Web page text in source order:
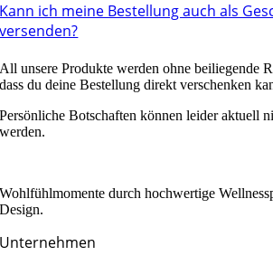
Kann ich meine Bestellung auch als
versenden?
All unsere Produkte werden ohne beiliegende
dass du deine Bestellung direkt verschenken
Persönliche Botschaften können leider aktuell
werden.
Wohlfühlmomente durch hochwertige
Design.
Unternehmen